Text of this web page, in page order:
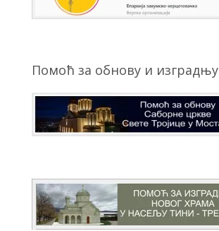
Помоћ за обнову и изградњу